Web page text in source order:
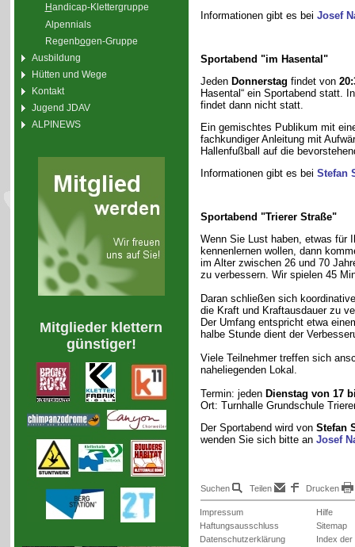
Handicap-Klettergruppe
Alpennials
Regenbogen-Gruppe
Ausbildung
Hütten und Wege
Kontakt
Jugend JDAV
ALPINEWS
Mitglieder klettern
günstiger!
Informationen gibt es bei Josef
Sportabend "im Hasental"
Jeden Donnerstag findet von
Hasental“ ein Sportabend statt.
findet dann nicht statt.
Ein gemischtes Publikum mit
fachkundiger Anleitung mit
Hallenfußball auf die
Informationen gibt es bei Stefan
Sportabend "Trierer Straße"
Wenn Sie Lust haben, etwas für
kennenlernen wollen, dann
im Alter zwischen 26 und 70
zu verbessern. Wir spielen 45
Daran schließen sich
die Kraft und Kraftausdauer zu
Der Umfang entspricht etwa
halbe Stunde dient der
Viele Teilnehmer treffen sich
naheliegenden Lokal.
Termin: jeden Dienstag von 17
Ort: Turnhalle Grundschule
Der Sportabend wird von Stefan
wenden Sie sich bitte an Josef
Suchen Teilen Drucken
Impressum
Haftungsausschluss
Datenschutzerklärung
Hilfe
Sitemap
Index der